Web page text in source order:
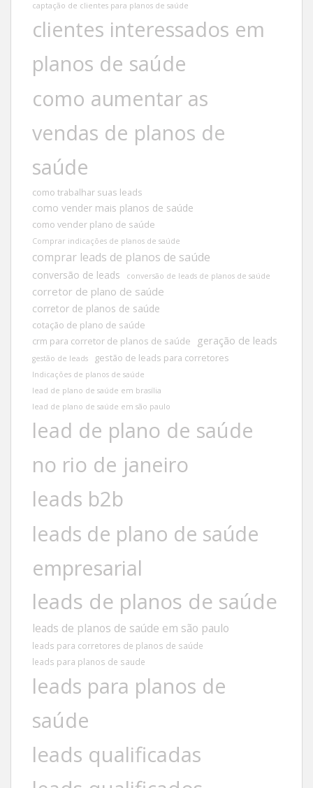
captação de clientes para planos de saúde
clientes interessados em
planos de saúde
como aumentar as
vendas de planos de
saúde
como trabalhar suas leads
como vender mais planos de saúde
como vender plano de saúde
Comprar indicações de planos de saúde
comprar leads de planos de saúde
conversão de leads conversão de leads de planos de saúde
corretor de plano de saúde
corretor de planos de saúde
cotação de plano de saúde
crm para corretor de planos de saúde
geração de leads
gestão de leads gestão de leads para corretores
Indicações de planos de saúde
lead de plano de saúde em brasília
lead de plano de saúde em são paulo
lead de plano de saúde
no rio de janeiro
leads b2b
leads de plano de saúde
empresarial
leads de planos de saúde
leads de planos de saúde em são paulo
leads para corretores de planos de saúde
leads para planos de saude
leads para planos de
saúde
leads qualificadas